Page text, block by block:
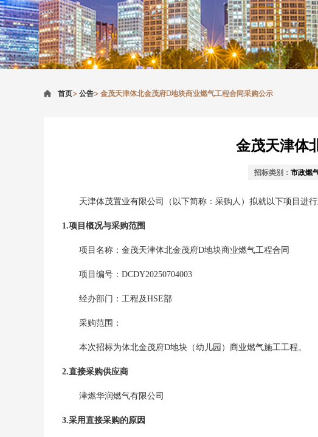
首页>公告>金茂天津体北金茂府D地块商业燃气工程合同采购公示
金茂天津体
招标类别： 市政燃
天津体茂置业有限公司 （以下简称：采购人）拟就以下项目进
1.项目概况与采购范围
项目名称： 金茂天津体北金茂府D地块商业燃气工程合同
项目编号： DCDY20250704003
经办部门： 工程及HSE部
采购范围：
本次招标为体北金茂府D地块（幼儿园）商业燃气施工工程。
2.直接采购供应商
津燃华润燃气有限公司
3.采用直接采购的原因